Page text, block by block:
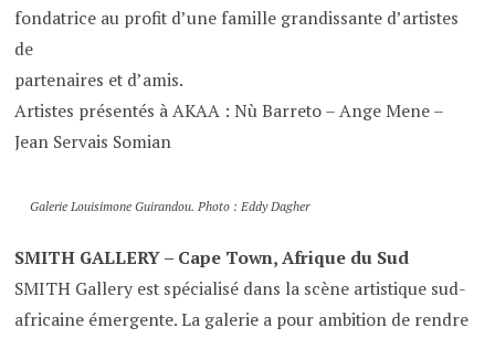
fondatrice au profit d’une famille grandissante d’artistes
de
partenaires et d’amis.
Artistes présentés à AKAA : Nù Barreto – Ange Mene –
Jean Servais Somian
Galerie Louisimone Guirandou. Photo : Eddy Dagher
SMITH GALLERY – Cape Town, Afrique du Sud
SMITH Gallery est spécialisé dans la scène artistique sud-
africaine émergente. La galerie a pour ambition de rendre